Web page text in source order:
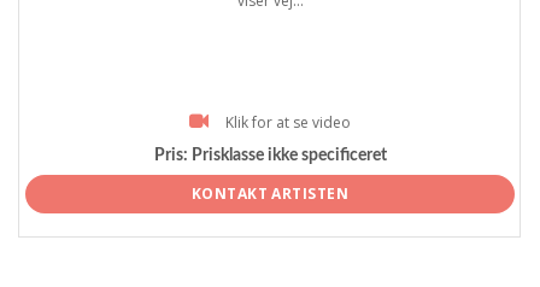
Klik for at se video
Pris: Prisklasse ikke specificeret
KONTAKT ARTISTEN